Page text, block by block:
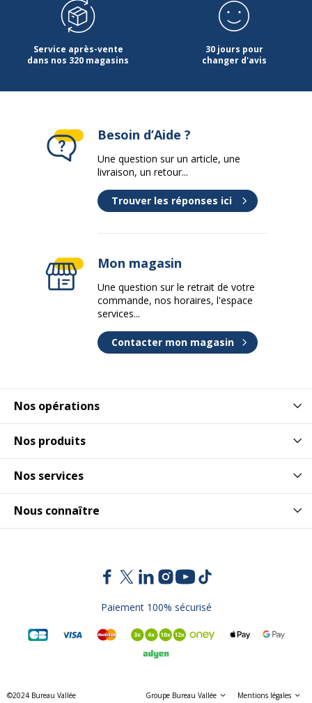
Service après-vente
dans nos 320 magasins
30 jours pour
changer d'avis
Nos opérations
Nos produits
Nos services
Nous connaître
Besoin d’Aide ?
Une question sur un article, une
livraison, un retour...
Trouver les réponses ici
Mon magasin
Une question sur le retrait de votre
commande, nos horaires, l'espace
services...
Contacter mon magasin
Paiement 100% sécurisé
©2024 Bureau Vallée Groupe Bureau Vallée Mentions légales